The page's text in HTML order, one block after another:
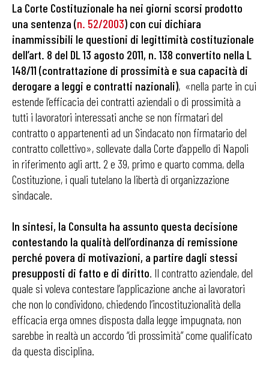
La Corte Costituzionale ha nei giorni scorsi prodotto
una sentenza (n. 52/2003) con cui dichiara
inammissibili le questioni di legittimità costituzionale
dell’art. 8 del DL 13 agosto 2011, n. 138 convertito nella L
148/11 (contrattazione di prossimità e sua capacità di
derogare a leggi e contratti nazionali), «nella parte in cui
estende l’efficacia dei contratti aziendali o di prossimità a
tutti i lavoratori interessati anche se non firmatari del
contratto o appartenenti ad un Sindacato non firmatario del
contratto collettivo», sollevate dalla Corte d’appello di Napoli
in riferimento agli artt. 2 e 39, primo e quarto comma, della
Costituzione, i quali tutelano la libertà di organizzazione
sindacale.
In sintesi, la Consulta ha assunto questa decisione
contestando la qualità dell’ordinanza di remissione
perché povera di motivazioni, a partire dagli stessi
presupposti di fatto e di diritto. Il contratto aziendale, del
quale si voleva contestare l’applicazione anche ai lavoratori
che non lo condividono, chiedendo l’incostituzionalità della
efficacia erga omnes disposta dalla legge impugnata, non
sarebbe in realtà un accordo “di prossimità” come qualificato
da questa disciplina.